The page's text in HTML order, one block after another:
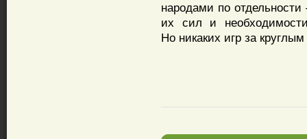
народами по
их сил и
Но никаких игр за